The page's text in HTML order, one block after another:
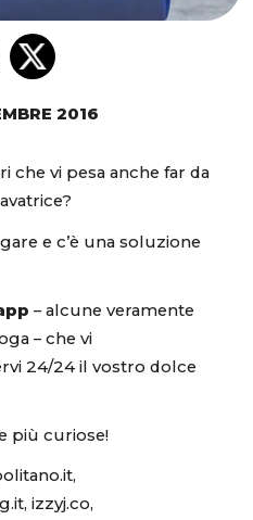
2016
che vi pesa anche far da
e c’è una soluzione
– alcune veramente
– che vi
24/24 il vostro dolce
più curiose!
izzyj.co,